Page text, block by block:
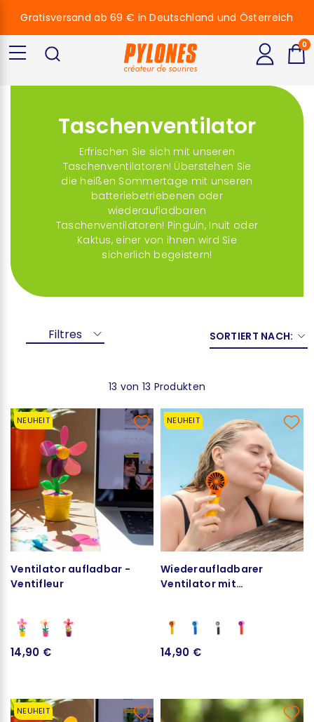
Taschenventilator
Erfrischen Sie sich mit unseren
Taschenventilatoren! Überstehen Sie
die heißen Sommertage mit unseren
batteriebetriebenen oder
wiederaufladbaren
Taschenventilatoren! Pinguin, Inuit oder
Kaktus, einer von ihnen wird Sie
sicherlich begeistern!
Filtres SORTIERT NACH:
13 von 13 Produkten
NEUHEIT
Ventilator aufladbar -
Ventifleur
14,90 €
NEUHEIT
Wiederaufladbarer
Ventilator mit
14,90 €
NEUHEIT
Gratisversand ab 69 € in Deutschland und Österreich
0